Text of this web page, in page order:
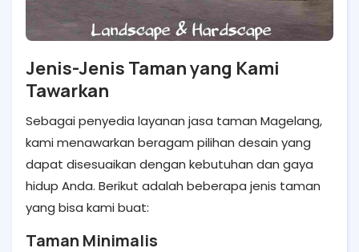
Jenis-Jenis Taman yang Kami
Tawarkan
Sebagai penyedia layanan jasa taman Magelang,
kami menawarkan beragam pilihan desain yang
dapat disesuaikan dengan kebutuhan dan gaya
hidup Anda. Berikut adalah beberapa jenis taman
yang bisa kami buat:
Taman Minimalis